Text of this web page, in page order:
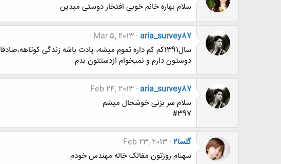
سلام بهاره خانم خوبی افتخار دوستی میدین
aria_survey87
Mar 5, 2013
دوستون دارم و نمیخوام ازدستتون بدم
aria_survey87
Feb 24, 2013
سلام سر بزنی خوشحال میشم
#397
گلسا2
Feb 23, 2013
سهنام روزتون مفالک خاله مهندس خودم